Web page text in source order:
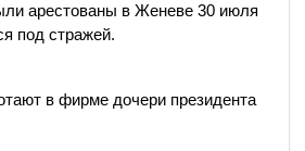
арестованы в Женеве 30 июля
под стражей.
в фирме дочери президента